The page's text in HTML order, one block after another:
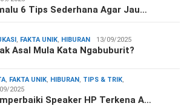
6 Tips Sederhana Agar Jau…
, FAKTA UNIK, HIBURAN 13/09/2025
Asal Mula Kata Ngabuburit?
, FAKTA UNIK, HIBURAN, TIPS & TRIK,
2025
Speaker HP Terkena A…